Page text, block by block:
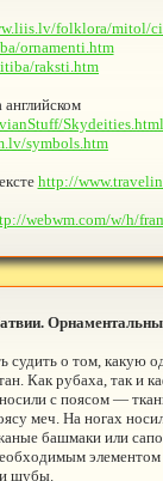
folklora/mitol/
ornamenti.htm
raksti.htm
Skydeities.html
symbols.htm
http://
webwm.com/w/h/
о том,
рубаха, так и
с поясом —
меч. На ногах
башмаки или
шубы.